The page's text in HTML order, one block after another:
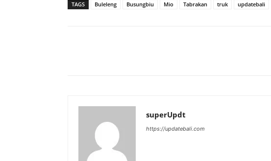
TAGS Buleleng Busungbiu Mio Tabrakan truk updatebali
superUpdt
https://updatebali.com